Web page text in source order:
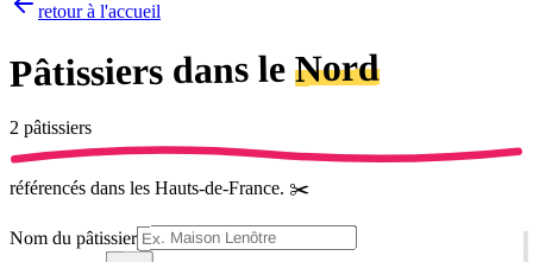
retour à l'accueil
Pâtissiers dans leNord
2 pâtissiers
référencés dans les Hauts-de-France. ✂️
Nom du pâtissier